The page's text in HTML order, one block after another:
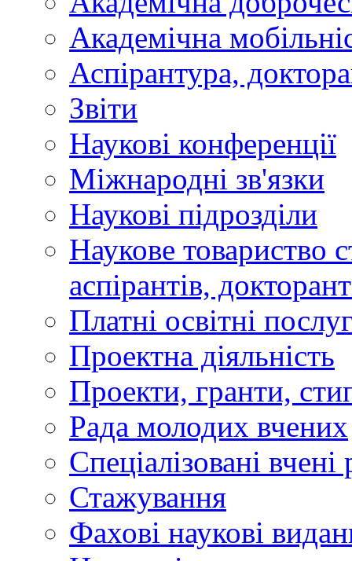
Академічна
Аспірантура,
Звіти
Наукові конференції
Міжнародні зв'язки
Наукові підрозділи
Наукове товариство
аспірантів,
Платні освітні
Проектна діяльність
Проекти, гранти,
Рада молодих вчених
Спеціалізовані вчені
Стажування
Фахові наукові